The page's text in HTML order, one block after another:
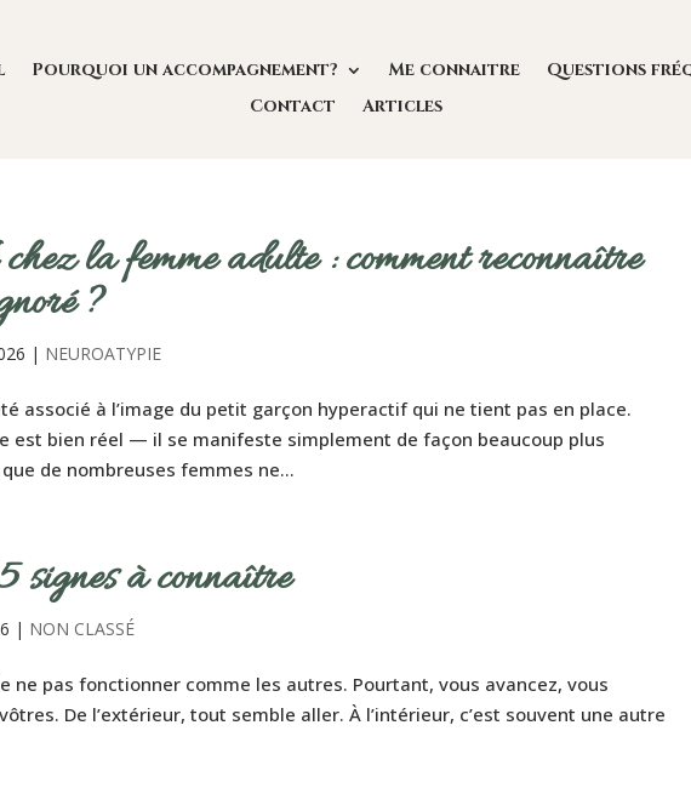
Pourquoi un accompagnement? Me connaitre
Questions
Contact
Articles
la femme adulte : comment reconnaître
?
| NEUROATYPIE
associé à l’image du petit garçon hyperactif qui ne tient pas en place.
est bien réel — il se manifeste simplement de façon beaucoup plus
de nombreuses femmes ne...
signes à connaître
| NON CLASSÉ
ne pas fonctionner comme les autres. Pourtant, vous avancez, vous
De l’extérieur, tout semble aller. À l’intérieur, c’est souvent une autre